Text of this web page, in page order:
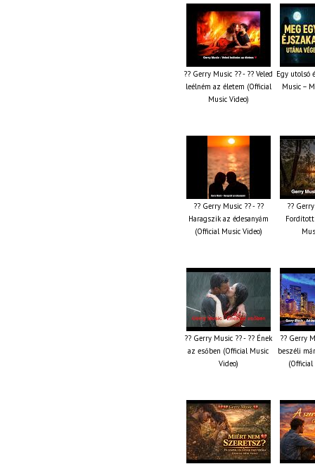
?? Gerry Music ?? - ?? Veled
leélném az életem (Official
Music Video)
Egy utolsó
Music –
?? Gerry Music ?? - ??
Haragszik az édesanyám
(Official Music Video)
??
?? Gerry Music ?? - ?? Ének
az esőben (Official Music
Video)
?? Gerry
beszéli
(Official